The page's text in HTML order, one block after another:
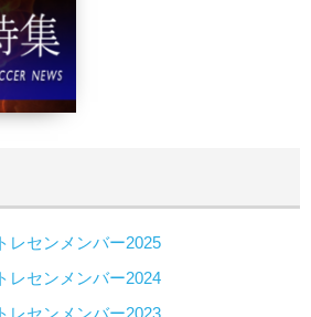
レセンメンバー2025
レセンメンバー2024